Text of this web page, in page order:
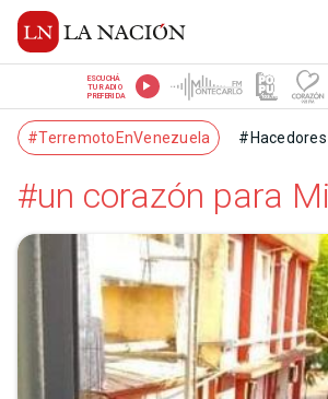
ESCUCHÁ
TU RADIO
PREFERIDA
#TerremotoEnVenezuela #Hacedores
#un corazón para